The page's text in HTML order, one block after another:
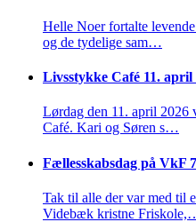
Helle Noer fortalte
og de tydelige sam…
Livsstykke Café 11. april
Lørdag den 11. april 2026
Café. Kari og Søren s…
Fællesskabsdag på VkF
Tak til alle der var med til
Videbæk kristne